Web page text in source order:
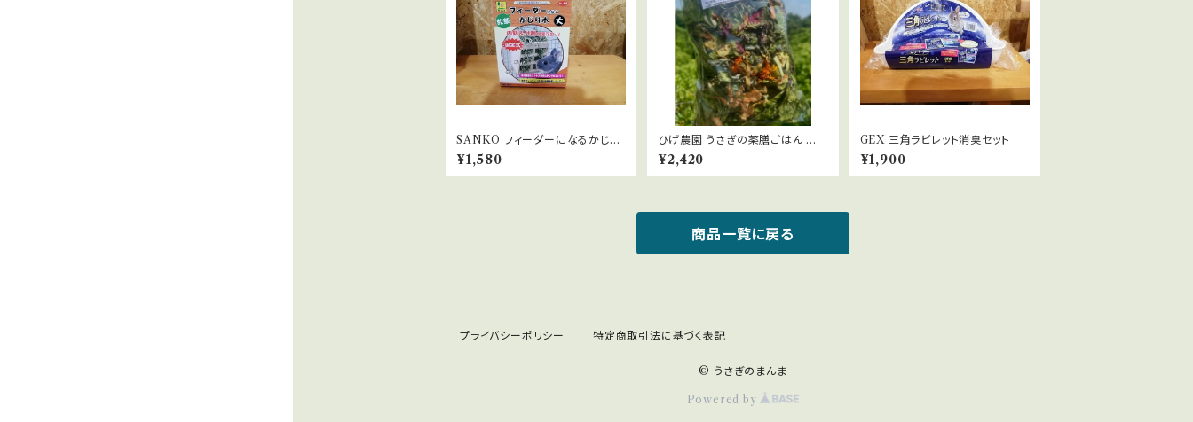
SANKO フィーダーになるかじり
木
¥1,580
ひげ農園 うさぎの薬膳ごはん お
徳用120g
¥2,420
GEX 三角ラビレット消臭セット
¥1,900
商品一覧に戻る
プライバシーポリシー 特定商取引法に基づく表記
© うさぎのまんま
Powered by